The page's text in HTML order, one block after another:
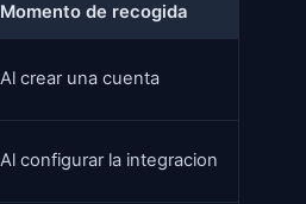
Momento de recogida
Al crear una cuenta
Al configurar la integracion